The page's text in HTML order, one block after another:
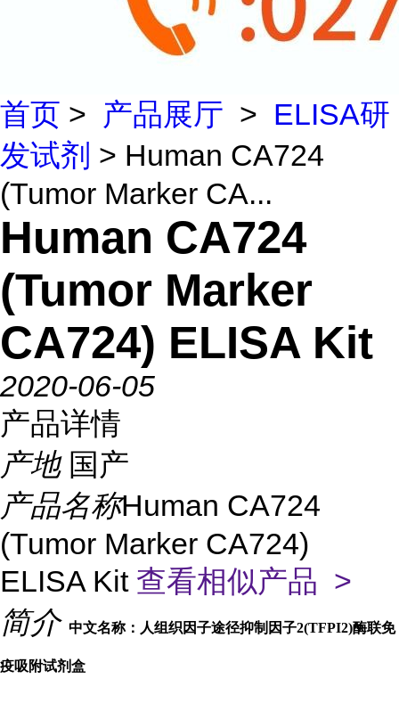
首页 > 产品展厅 > ELISA研
发试剂 > Human CA724
(Tumor Marker CA...
Human CA724
(Tumor Marker
CA724) ELISA Kit
2020-06-05
产品详情
产地 国产
产品名称Human CA724
(Tumor Marker CA724)
ELISA Kit 查看相似产品 >
简介 中文名称：人组织因子途径抑制因子2(TFPI2)酶联免
疫吸附试剂盒